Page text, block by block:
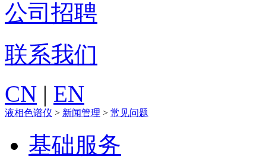
公司招聘
联系我们
CN | EN
液相色谱仪 > 新闻管理 > 常见问题
基础服务